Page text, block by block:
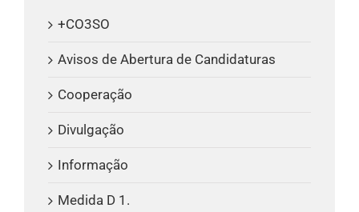
+CO3SO
Avisos de Abertura de Candidaturas
Cooperação
Divulgação
Informação
Medida D 1.